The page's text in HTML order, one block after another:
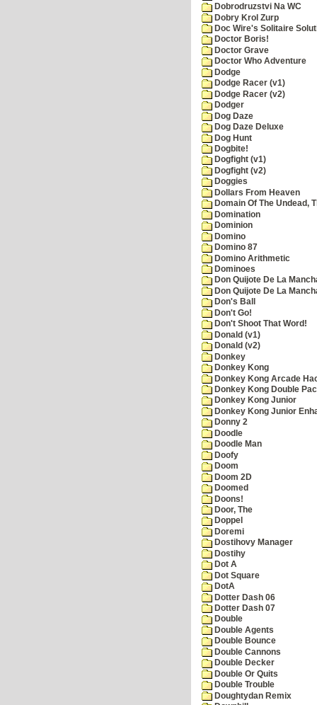
Dobrodruzstvi Na WC
Dobry Krol Zurp
Doc Wire's Solitaire
Doctor Boris!
Doctor Grave
Doctor Who Adventure
Dodge
Dodge Racer (v1)
Dodge Racer (v2)
Dodger
Dog Daze
Dog Daze Deluxe
Dog Hunt
Dogbite!
Dogfight (v1)
Dogfight (v2)
Doggies
Dollars From Heaven
Domain Of The Undead,
Domination
Dominion
Domino
Domino 87
Domino Arithmetic
Dominoes
Don Quijote De La
Don Quijote De La
Don's Ball
Don't Go!
Don't Shoot That Word!
Donald (v1)
Donald (v2)
Donkey
Donkey Kong
Donkey Kong Arcade
Donkey Kong Double
Donkey Kong Junior
Donkey Kong Junior
Donny 2
Doodle
Doodle Man
Doofy
Doom
Doom 2D
Doomed
Doons!
Door, The
Doppel
Doremi
Dostihovy Manager
Dostihy
Dot A
Dot Square
DotA
Dotter Dash 06
Dotter Dash 07
Double
Double Agents
Double Bounce
Double Cannons
Double Decker
Double Or Quits
Double Trouble
Doughtydan Remix